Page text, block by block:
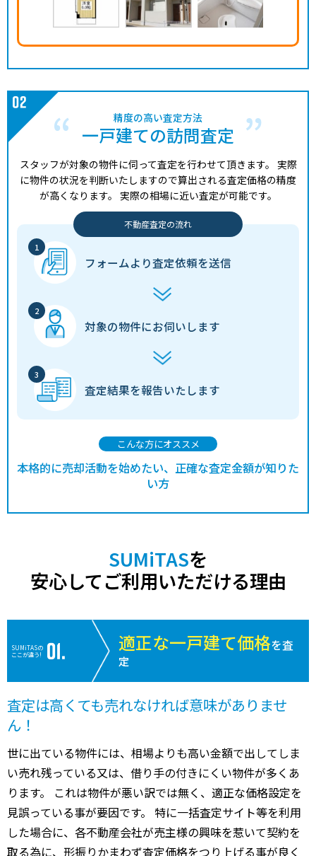
精度の高い査定方法
一戸建ての訪問査定
スタッフが対象の物件に伺って査定を行わせて頂きます。 実際
に物件の状況を判断いたしますので算出される査定価格の精度
が高くなります。 実際の相場に近い査定が可能です。
不動産査定の流れ
フォームより査定依頼を送信
対象の物件にお伺いします
査定結果を報告いたします
こんな方にオススメ
本格的に売却活動を始めたい、正確な査定金額が知りた
い方
SUMiTASを
安心してご利用いただける理由
SUMiTASの
ここが違う!
適正な一戸建て価格を査
定
査定は高くても売れなければ意味がありませ
ん！
世に出ている物件には、相場よりも高い金額で出してしま
い売れ残っている又は、借り手の付きにくい物件が多くあ
ります。 これは物件が悪い訳では無く、適正な価格設定を
見誤っている事が要因です。 特に一括査定サイト等を利用
した場合に、各不動産会社が売主様の興味を惹いて契約を
取る為に、形振りかまわず査定価格をつり上げる事が良く